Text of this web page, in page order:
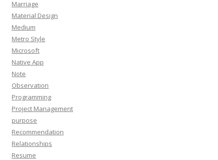
Marriage
Material Design
Medium
Metro Style
Microsoft
Native App
Note
Observation
Programming
Project Management
purpose
Recommendation
Relationships
Resume